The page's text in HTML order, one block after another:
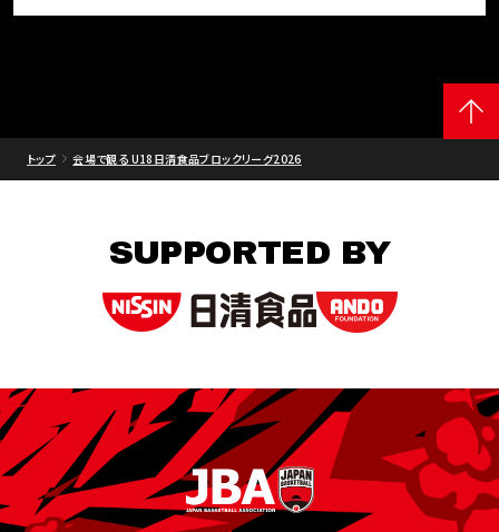
トップ 会場で観る U18日清食品ブロックリーグ2026
SUPPORTED BY